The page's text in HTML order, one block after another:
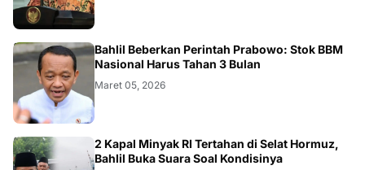
BISNIS
Bahlil Beberkan Perintah Prabowo: Stok BBM
Nasional Harus Tahan 3 Bulan
Maret 05, 2026
BISNIS
2 Kapal Minyak RI Tertahan di Selat Hormuz,
Bahlil Buka Suara Soal Kondisinya